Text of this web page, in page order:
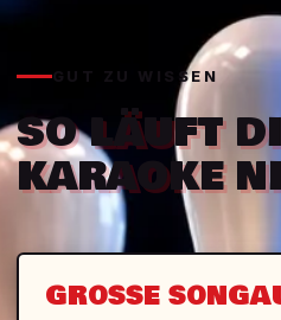
GUT ZU WISSEN
SO LÄUFT
KARAOKE
GROSSE